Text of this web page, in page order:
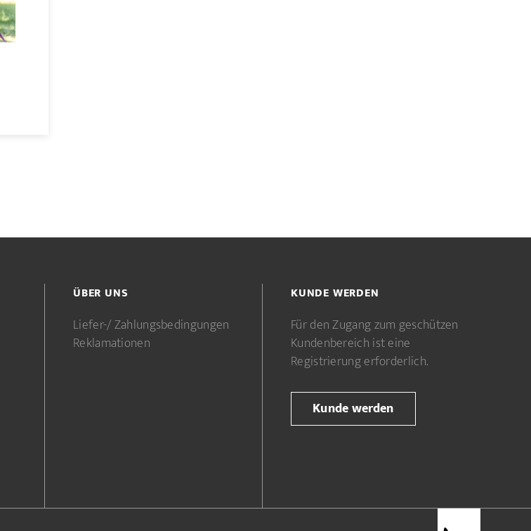
ÜBER UNS
Liefer-/ Zahlungsbedingungen
Reklamationen
KUNDE WERDEN
Für den Zugang zum geschützen
Kundenbereich ist eine
Registrierung erforderlich.
Kunde werden